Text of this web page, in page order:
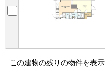
この建物の残りの物件を表示